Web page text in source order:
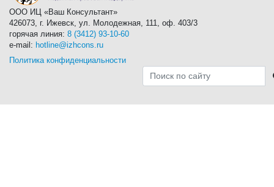
ООО ИЦ «Ваш Консультант»
426073, г. Ижевск, ул. Молодежная, 111, оф. 403/3
горячая линия: 8 (3412) 93-10-60
e-mail: hotline@izhcons.ru
Политика конфиденциальности